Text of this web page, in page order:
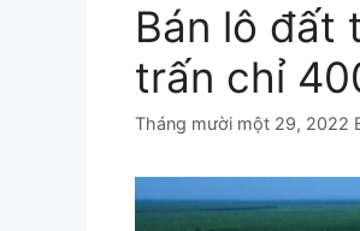
Bán lô đất
trấn chỉ
Tháng mười một 29, 2022